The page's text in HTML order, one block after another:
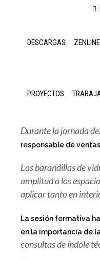
DESCARGAS ZENLINE
PROYECTOS
Nueva
Durante la jornada
responsable de
Las barandillas de
amplitud a los
aplicar tanto en
La sesión formativa
en la importancia de
consultas de índole